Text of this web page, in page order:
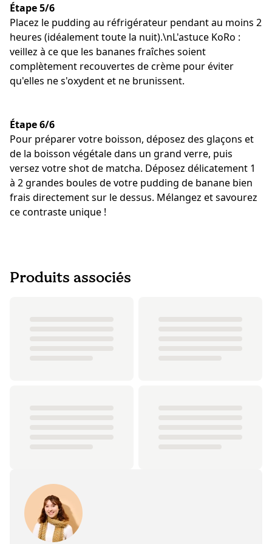
Étape 5/6
Placez le pudding au réfrigérateur pendant au moins 2
heures (idéalement toute la nuit).\nL'astuce KoRo :
veillez à ce que les bananes fraîches soient
complètement recouvertes de crème pour éviter
qu'elles ne s'oxydent et ne brunissent.
Étape 6/6
Pour préparer votre boisson, déposez des glaçons et
de la boisson végétale dans un grand verre, puis
versez votre shot de matcha. Déposez délicatement 1
à 2 grandes boules de votre pudding de banane bien
frais directement sur le dessus. Mélangez et savourez
ce contraste unique !
Produits associés